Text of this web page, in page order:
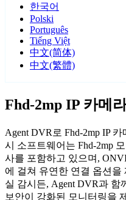
한국어
Polski
Português
Tiếng Việt
中文(简体)
中文(繁體)
Fhd-2mp IP 카메
Agent DVR로 Fhd-2mp IP
시 소프트웨어는 Fhd-2mp
사를 포함하고 있으며,
에 걸쳐 유연한 연결 옵션
실 감시든, Agent DVR과 함
보안이 강화된 모니터링을